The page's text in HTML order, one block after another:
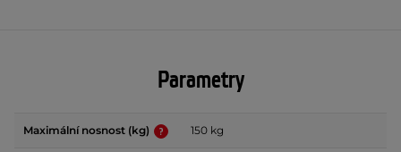
Parametry
Maximální nosnost (kg) 150 kg